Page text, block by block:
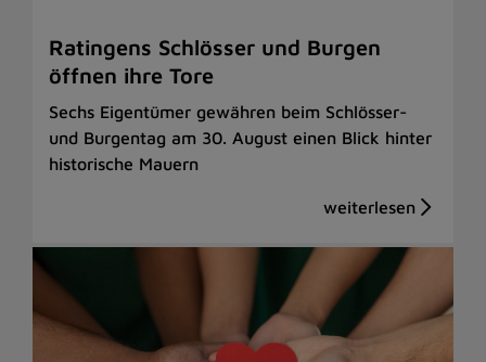
Ratingens Schlösser und Burgen
öffnen ihre Tore
Sechs Eigentümer gewähren beim Schlösser-
und Burgentag am 30. August einen Blick hinter
historische Mauern